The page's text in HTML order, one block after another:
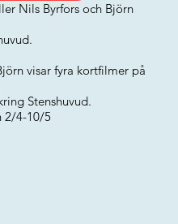
Nils Byrfors och Björn
visar fyra kortfilmer på
Stenshuvud.
2/4-10/5